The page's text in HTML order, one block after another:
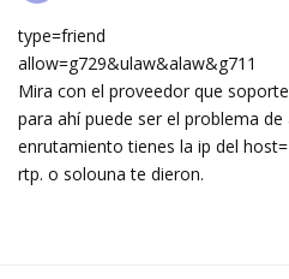
type=friend
allow=g729&ulaw&alaw&g711
Mira con el proveedor que
para ahí puede ser el problema de
enrutamiento tienes la ip del
rtp. o solouna te dieron.